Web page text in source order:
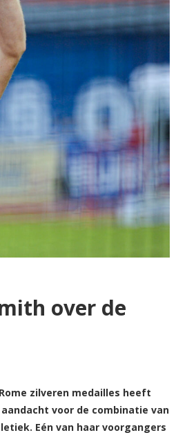
over de
zilveren medailles heeft
voor de combinatie van
Eén van haar voorgangers